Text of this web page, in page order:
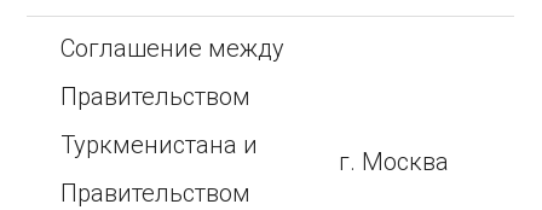
Соглашение между
Правительством
Туркменистана и
Правительством
г. Москва